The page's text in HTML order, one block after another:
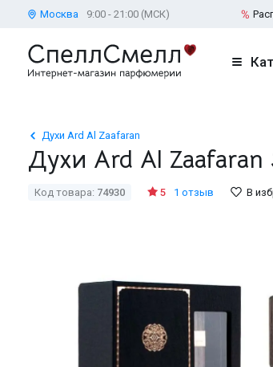
Москва 9:00 - 21:00 (МСК)
Духи Ard Al Zaafaran
Духи Ard Al Zaafaran
Код товара: 74930 5 1 отзыв В